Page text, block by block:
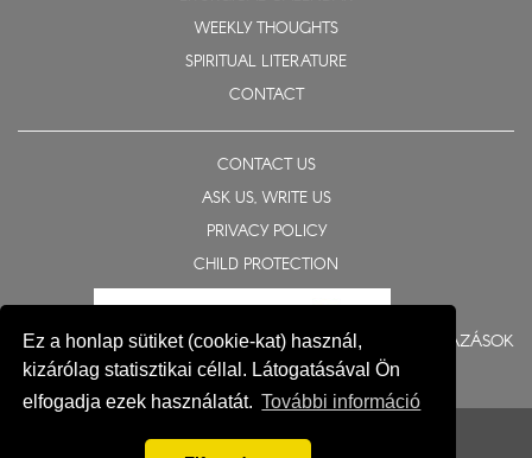
Ez a honlap sütiket (cookie-kat) használ,
kizárólag statisztikai céllal. Látogatásával Ön
elfogadja ezek használatát. További információ
WEEKLY THOUGHTS
SPIRITUAL LITERATURE
CONTACT
CONTACT US
ASK US, WRITE US
PRIVACY POLICY
CHILD PROTECTION
BERUHÁZÁSOK